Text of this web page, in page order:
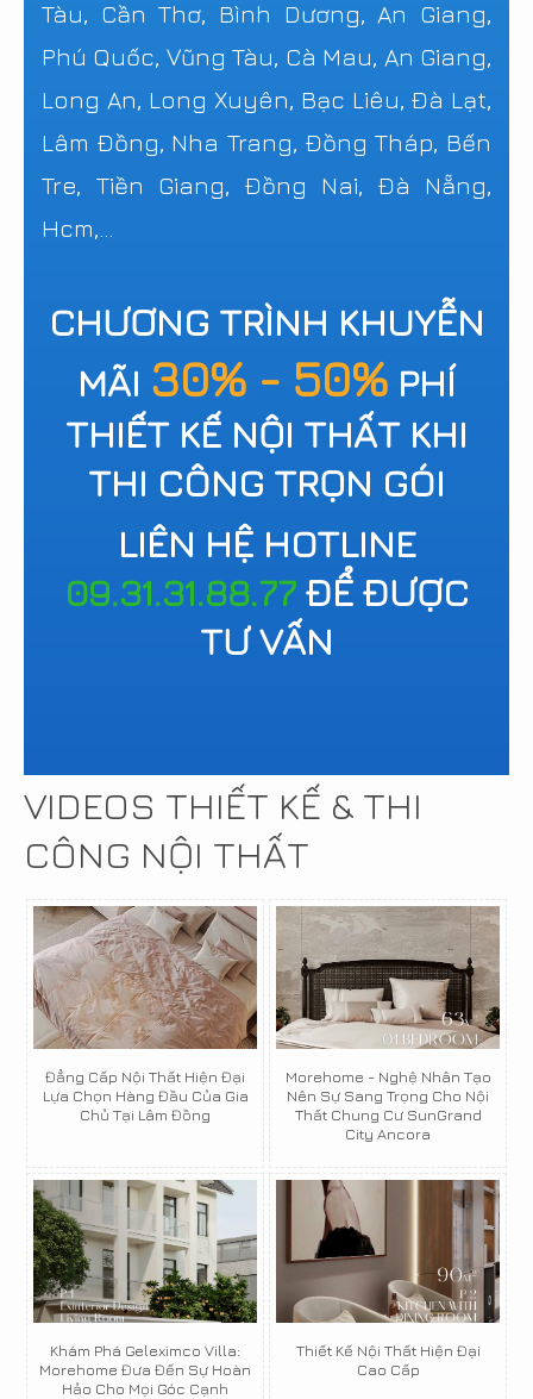
Tàu, Cần Thơ, Bình Dương, An Giang,
Phú Quốc, Vũng Tàu, Cà Mau, An Giang,
Long An, Long Xuyên, Bạc Liêu, Đà Lạt,
Lâm Đồng, Nha Trang, Đồng Tháp, Bến
Tre, Tiền Giang, Đồng Nai, Đà Nẵng,
Hcm,...
CHƯƠNG TRÌNH KHUYỄN
MÃI 30% - 50% PHÍ
THIẾT KẾ NỘI THẤT KHI
THI CÔNG TRỌN GÓI
LIÊN HỆ HOTLINE
09.31.31.88.77ĐỂ ĐƯỢC
TƯ VẤN
VIDEOS THIẾT KẾ & THI
CÔNG NỘI THẤT
Đẳng Cấp Nội Thất Hiện Đại
Lựa Chọn Hàng Đầu Của Gia
Chủ Tại Lâm Đồng
Morehome - Nghệ Nhân Tạo
Nên Sự Sang Trọng Cho Nội
Thất Chung Cư SunGrand
City Ancora
Khám Phá Geleximco Villa:
Morehome Đưa Đến Sự Hoàn
Hảo Cho Mọi Góc Cạnh
Thiết Kế Nội Thất Hiện Đại
Cao Cấp